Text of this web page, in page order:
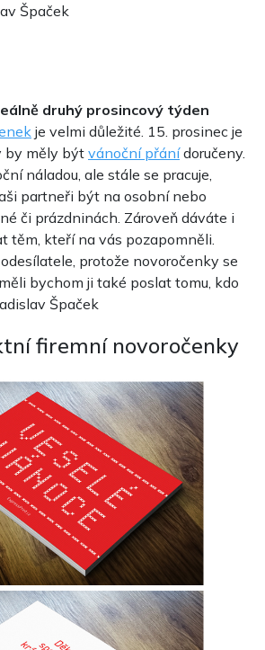
Špaček
druhý prosincový týden
je velmi důležité. 15. prosinec je
by měly být vánoční přánídoručeny.
náladou, ale stále se pracuje,
partneři být na osobní nebo
či prázdninách. Zároveň dáváte i
těm, kteří na vás pozapomněli.
protože novoročenky se
bychom ji také poslat tomu, kdo
Špaček
firemní novoročenky